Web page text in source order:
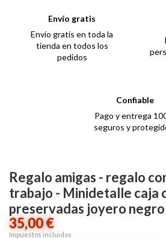
Envío gratis
Envío gratis en toda la
tienda en todos los
pedidos
Confiable
Pago y entrega
seguros y
Regalo amigas - regalo
trabajo - Minidetalle caja
preservadas joyero negro
35,00 €
Impuestos incluidos